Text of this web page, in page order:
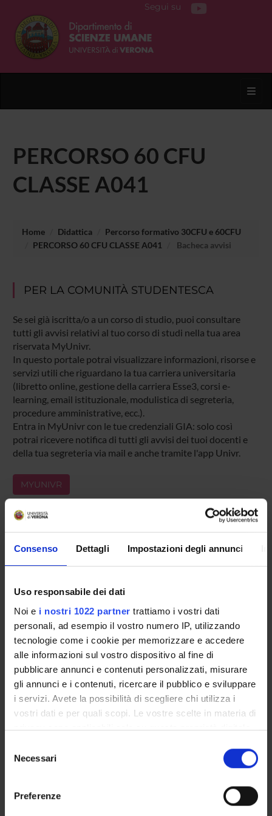
Consenso Dettagli Impostazioni degli annunci
Uso responsabile dei dati
Noi e i nostri 1022 partner trattiamo i vostri dati
personali, ad esempio il vostro numero IP, utilizzando
tecnologie come i cookie per memorizzare e accedere
alle informazioni sul vostro dispositivo al fine di
pubblicare annunci e contenuti personalizzati, misurare
gli annunci e i contenuti, ricercare il pubblico e sviluppare
i servizi. Avete la possibilità di scegliere chi utilizza i
vostri dati e per quali scopi. Le vostre scelte in materia di
privacy sono applicabili solo su questa proprietà digitale
modificare o revocare il proprio consenso in qualsiasi
momento dalla Dichiarazione sui cookie o facendo clic
delNecessari
Preferenze
Segui su
PERCORSO 60 CFU
CLASSE A041
Home Didattica
Percorso formativo 30CFU e 60CFU
PERCORSO 60 CFU CLASSE A041
Bacheca avvisi
PER LA COMUNITÀ STUDENTESCA
Se sei già iscritta/o a un corso di studio, puoi consultare
tutti gli avvisi relativi al tuo corso di studi nella tua area
riservata MyUnivr.
In questo portale potrai visualizzare informazioni, risorse e
servizi utili che riguardano la tua carriera universitaria
(libretto online, gestione della carriera Esse3, corsi e-
learning, email istituzionale, modulistica di segreteria,
procedure amministrative, ecc.).
Entra in MyUnivr con le tue credenziali GIA: solo così
potrai ricevere notifica di tutti gli avvisi dei tuoi docenti e
della tua segreteria via mail e anche tramite l'app Univr.
MYUNIVR
Come iscriversi
Calendario didattico
Calendario esami
Bacheca avvisi
Proposte tesi e stage
Organi collegiali e di governo
Docenti
CORSI DI STUDIO
DOTTORATI, MASTER E FORMAZIONE SUPERIORE